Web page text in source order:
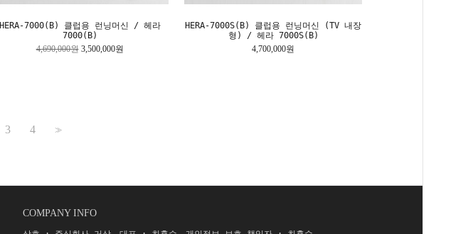
HERA-7000(B) 클럽용 런닝머신 / 헤라
7000(B)
4,690,000원 3,500,000원
HERA-7000S(B) 클럽용 런닝머신 (TV 내장
형) / 헤라 7000S(B)
4,700,000원
3 4 >>
COMPANY INFO